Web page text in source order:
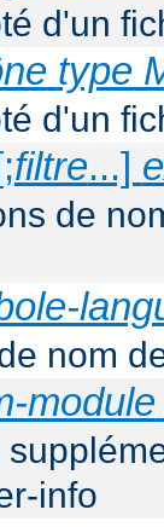
d'un
type
d'un
filtre...]
de
nom
module
info